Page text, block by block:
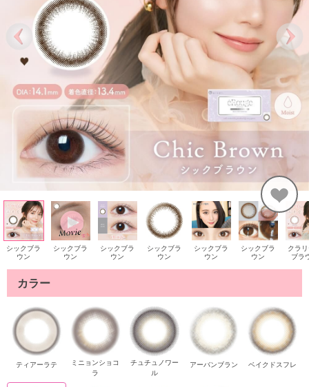
シックブラ
ウン
シックブラ
ウン
シックブラ
ウン
シックブラ
ウン
シックブラ
ウン
シックブラ
ウン
クラ
ブラ
カラー
ティアーラテ
ミニョンショコ
ラ
チュチュノワー
ル
アーバンブラン ベイクドスフレ